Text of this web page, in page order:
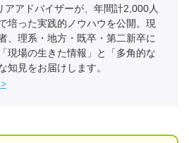
アドバイザーが、年間計2,000人
培った実践的ノウハウを公開。現
、理系・地方・既卒・第二新卒に
現場の生きた情報」と「多角的な
知見をお届けします。